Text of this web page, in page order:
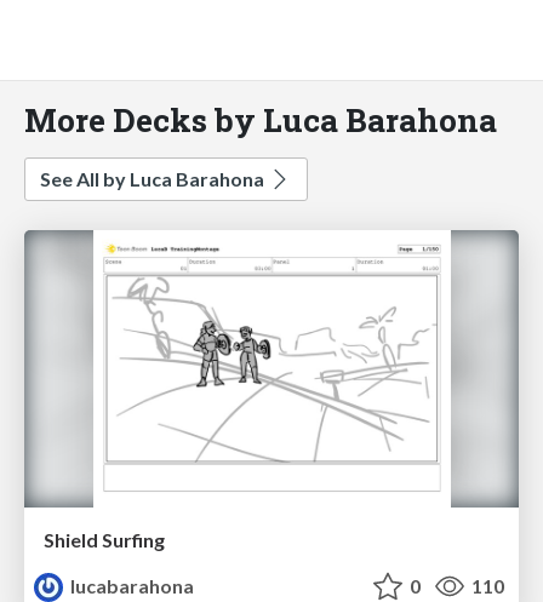
More Decks by Luca Barahona
See All by Luca Barahona
Shield Surfing
lucabarahona
0 110